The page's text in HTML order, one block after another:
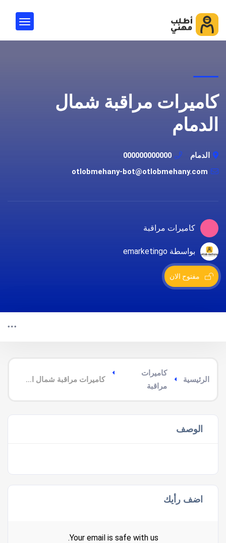
كاميرات مراقبة شمال
الدمام
الدمام
000000000000
otlobmehany-bot@otlobmehany.com
كاميرات مراقبة
بواسطة emarketingo
مفتوح الان
الرئيسية
كاميرات
مراقبة
كاميرات مراقبة شمال الدمام
الوصف
اضف رأيك
Your email is safe with us.